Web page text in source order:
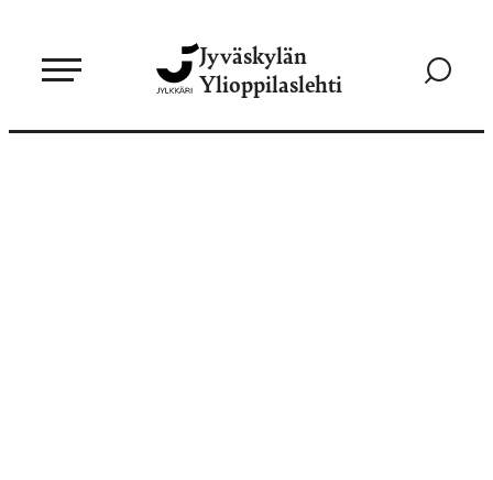
sisältöön
Jyväskylän
Ylioppilaslehti
Siirry